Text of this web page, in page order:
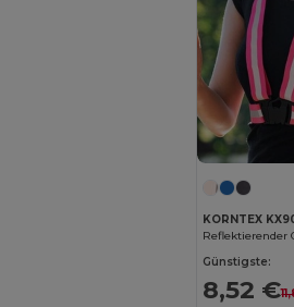
KORNTEX
Reflektierender
Günstigste:
8,52 €